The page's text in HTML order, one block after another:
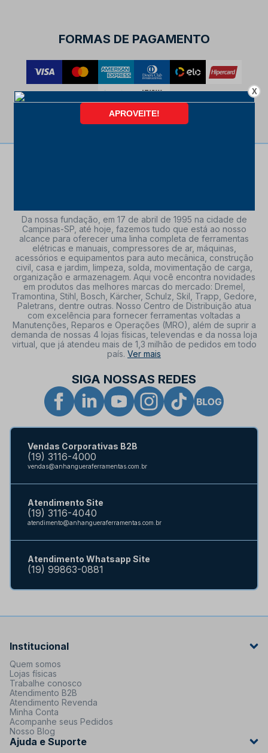
FORMAS DE PAGAMENTO
Da nossa fundação, em 17 de abril de 1995 na cidade de
Campinas-SP, até hoje, fazemos tudo que está ao nosso
alcance para oferecer uma linha completa de ferramentas
elétricas e manuais, compressores de ar, máquinas,
acessórios e equipamentos para auto mecânica, construção
civil, casa e jardim, limpeza, solda, movimentação de carga,
organização e armazenagem. Aqui você encontra novidades
em produtos das melhores marcas do mercado: Dremel,
Tramontina, Stihl, Bosch, Kärcher, Schulz, Skil, Trapp, Gedore,
Paletrans, dentre outras. Nosso Centro de Distribuição atua
com excelência para fornecer ferramentas voltadas a
Manutenções, Reparos e Operações (MRO), além de suprir a
demanda de nossas 4 lojas físicas, televendas e da nossa loja
virtual, que já atendeu mais de 1,3 milhão de pedidos em todo
país. Ver mais
SIGA NOSSAS REDES
Vendas Corporativas B2B
(19) 3116-4000
vendas@anhangueraferramentas.com.br
Atendimento Site
(19) 3116-4040
atendimento@anhangueraferramentas.com.br
Atendimento Whatsapp Site
(19) 99863-0881
Institucional
Quem somos
Lojas físicas
Trabalhe conosco
Atendimento B2B
Atendimento Revenda
Minha Conta
Acompanhe seus Pedidos
Nosso Blog
Ajuda e Suporte
X